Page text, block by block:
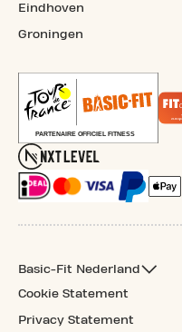
Eindhoven
Groningen
Basic-Fit Nederland
Cookie Statement
Privacy Statement